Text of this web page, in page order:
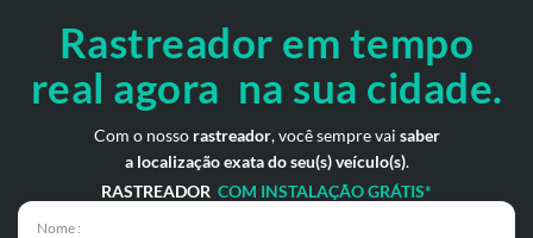
Rastreador em tempo
real agora na sua cidade.
Com o nosso rastreador, você sempre vai saber
a localização exata do seu(s) veículo(s).
RASTREADOR COM INSTALAÇÃO GRÁTIS*